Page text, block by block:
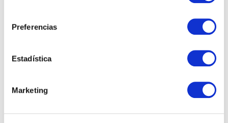
Preferencias
Estadística
Marketing